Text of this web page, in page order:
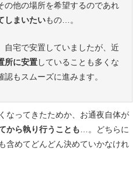
の他の場所を希望するのであれ
しまいたいもの…。
宅で安置していましたが、近
所に安置していることも多くな
もスムーズに進みます。
なってきたためか、お通夜自体が
から執り行うことも…。どちらに
含めてどんどん決めていかなけれ